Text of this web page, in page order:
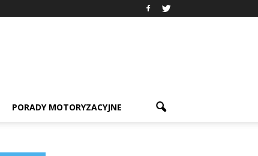
PORADY MOTORYZACYJNE